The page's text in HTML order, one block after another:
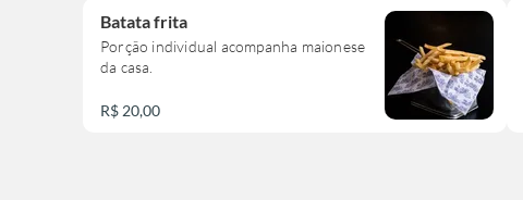
Batata frita
Porção individual acompanha maionese
da casa.
R$ 20,00